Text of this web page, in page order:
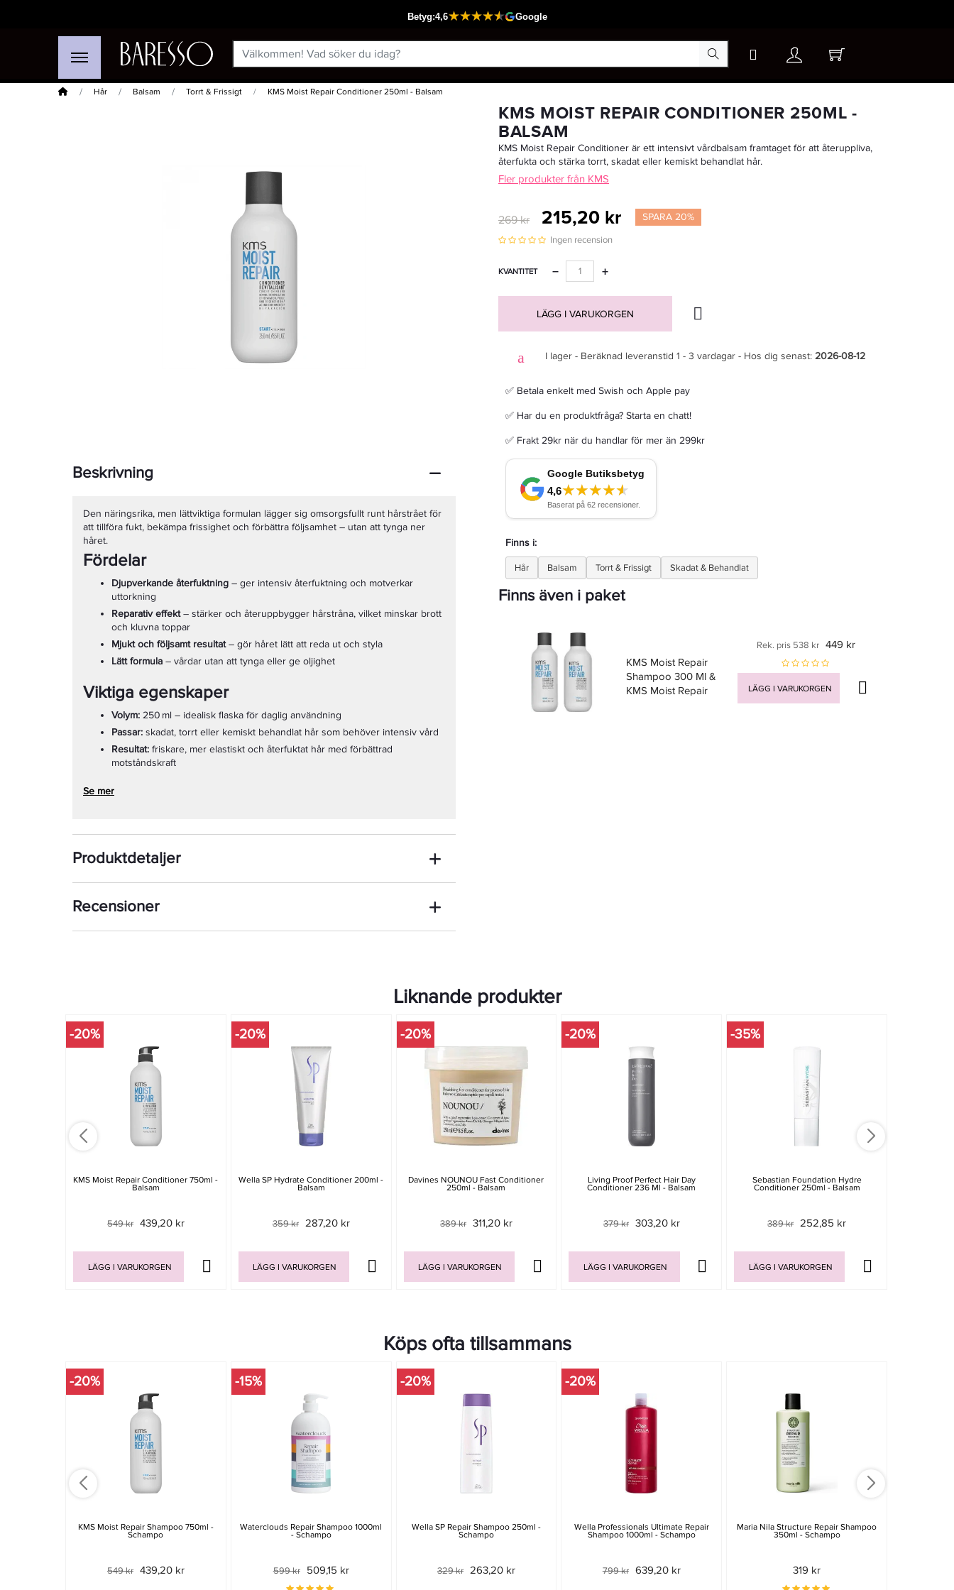
Hem Hår Balsam Torrt & Frissigt KMS Moist Repair Conditioner 250ml - Balsam
Passar din varukorg
215,20 kr
Beskrivning
Den näringsrika, men lättviktiga formulan lägger sig omsorgsfullt runt hårstrået för
att tillföra fukt, bekämpa frissighet och förbättra följsamhet – utan att tynga ner
håret.
Fördelar
Djupverkande återfuktning – ger intensiv återfuktning och motverkar
uttorkning
Reparativ effekt– stärker och återuppbygger hårstråna, vilket minskar brott
och kluvna toppar
Mjukt och följsamt resultat– gör håret lätt att reda ut och styla
Lätt formula – vårdar utan att tynga eller ge oljighet
Viktiga egenskaper
Volym: 250 ml – idealisk flaska för daglig användning
Passar: skadat, torrt eller kemiskt behandlat hår som behöver intensiv vård
Resultat: friskare, mer elastiskt och återfuktat hår med förbättrad
motståndskraft
Se mer
Produktdetaljer
Recensioner
KMS MOIST REPAIR CONDITIONER 250ML -
BALSAM
KMS Moist Repair Conditioner är ett intensivt vårdbalsam framtaget för att återuppliva,
återfukta och stärka torrt, skadat eller kemiskt behandlat hår.
Fler produkter från KMS
269 kr 215,20 kr SPARA 20%
Ingen recension
KVANTITET +
−
LÄGG I VARUKORGEN
I lager - Beräknad leveranstid 1 - 3 vardagar - Hos dig senast: 2026-08-12
✅ Betala enkelt med Swish och Apple pay
✅ Har du en produktfråga? Starta en chatt!
✅ Frakt 29kr när du handlar för mer än 299kr
Finns i:
Hår Balsam Torrt & Frissigt Skadat & Behandlat
Finns även i paket
KMS Moist Repair
Shampoo 300 Ml &
KMS Moist Repair
Rek. pris 538 kr 449 kr
LÄGG I VARUKORGEN
Liknande produkter
-20%
KMS Moist Repair Conditioner 750ml -
Balsam
549 kr 439,20 kr
LÄGG I VARUKORGEN
-20%
Wella SP Hydrate Conditioner 200ml -
Balsam
359 kr 287,20 kr
LÄGG I VARUKORGEN
-20%
Davines NOUNOU Fast Conditioner
250ml - Balsam
389 kr 311,20 kr
LÄGG I VARUKORGEN
-20%
Living Proof Perfect Hair Day
Conditioner 236 Ml - Balsam
379 kr 303,20 kr
LÄGG I VARUKORGEN
-35%
Sebastian Foundation Hydre
Conditioner 250ml - Balsam
389 kr 252,85 kr
LÄGG I VARUKORGEN
Köps ofta tillsammans
-20%
KMS Moist Repair Shampoo 750ml -
Schampo
549 kr 439,20 kr
-15%
Waterclouds Repair Shampoo 1000ml
- Schampo
599 kr 509,15 kr
-20%
Wella SP Repair Shampoo 250ml -
Schampo
329 kr 263,20 kr
-20%
Wella Professionals Ultimate Repair
Shampoo 1000ml - Schampo
799 kr 639,20 kr
Maria Nila Structure Repair Shampoo
350ml - Schampo
319 kr